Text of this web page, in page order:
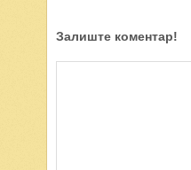
Залиште коментар!